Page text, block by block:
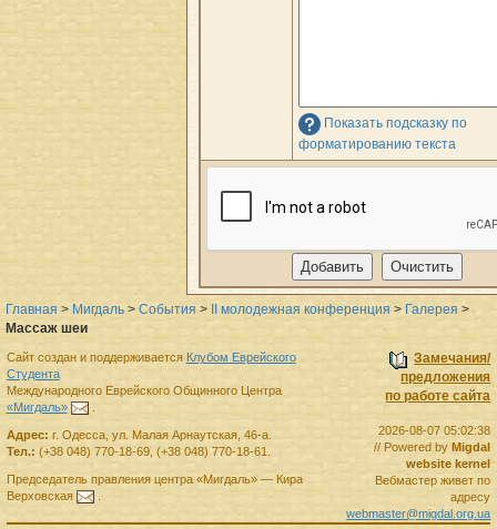
Показать подсказку по
форматированию текста
Главная > Мигдаль > События > II молодежная конференция > Галерея >
Массаж шеи
Замечания/
предложения
по работе сайта
2026-08-07 05:02:38
// Powered byMigdal
website kernel
Вебмастер живет по
адресу
webmaster@migdal.org.ua
Сайт создан и поддерживается Клубом Еврейского
Студента
Международного Еврейского Общинного Центра
«Мигдаль»
.
Адрес: г. Одесса, ул. Малая Арнаутская, 46-а.
Тел.: (+38 048) 770-18-69, (+38 048) 770-18-61
Председатель правленияцентра «Мигдаль»— Кира
Верховская
.